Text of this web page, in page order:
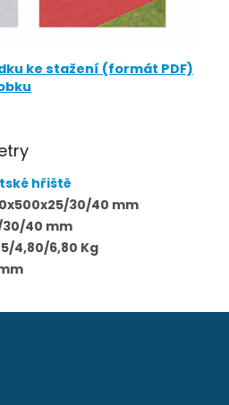
ke stažení (formát PDF)
hřiště
30/40 mm
30/40 mm
4,80/6,80 Kg